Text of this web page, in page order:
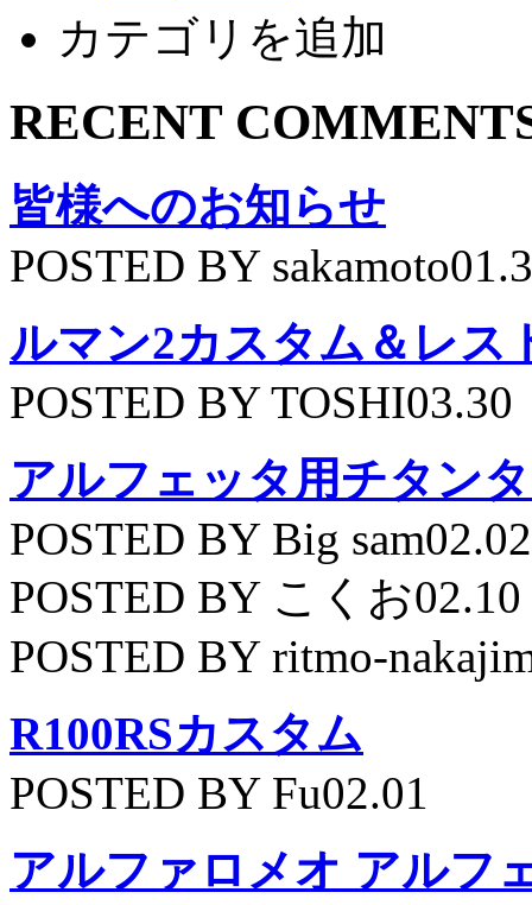
カテゴリを追加
RECENT
皆様へのお知らせ
POSTED BY
ルマン2カスタム＆レス
POSTED BY TOSHI03.30
アルフェッタ用チタン
POSTED BY Big sam02.02
POSTED BY こくお02.10
POSTED BY ritmo-
R100RSカスタム
POSTED BY Fu02.01
アルファロメオ アルフ